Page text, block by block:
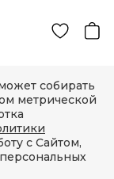
собирать
метрической
с Сайтом,